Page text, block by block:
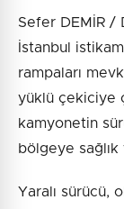
Sefer DEMİR /
İstanbul
rampaları
yüklü çekiciye
kamyonetin
bölgeye
Yaralı sürücü,